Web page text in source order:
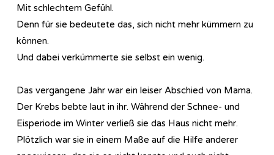
Mit schlechtem Gefühl.
Denn für sie bedeutete das, sich nicht mehr kümmern zu
können.
Und dabei verkümmerte sie selbst ein wenig.
Das vergangene Jahr war ein leiser Abschied von Mama.
Der Krebs bebte laut in ihr. Während der Schnee- und
Eisperiode im Winter verließ sie das Haus nicht mehr.
Plötzlich war sie in einem Maße auf die Hilfe anderer